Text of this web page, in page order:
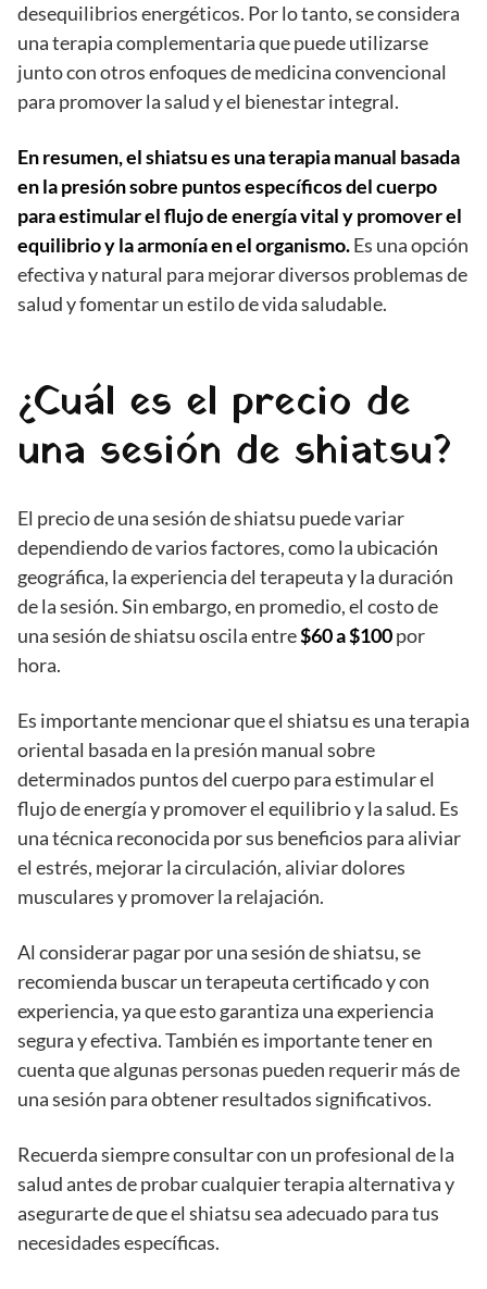
desequilibrios energéticos. Por lo tanto, se considera
una terapia complementaria que puede utilizarse
junto con otros enfoques de medicina convencional
para promover la salud y el bienestar integral.
En resumen, el shiatsu es una terapia manual basada
en la presión sobre puntos específicos del cuerpo
para estimular el flujo de energía vital y promover el
equilibrio y la armonía en el organismo.Es una opción
efectiva y natural para mejorar diversos problemas de
salud y fomentar un estilo de vida saludable.
¿Cuál es el precio de
una sesión de shiatsu?
El precio de una sesión de shiatsu puede variar
dependiendo de varios factores, como la ubicación
geográfica, la experiencia del terapeuta y la duración
de la sesión. Sin embargo, en promedio, el costo de
una sesión de shiatsu oscila entre$60 a $100por
hora.
Es importante mencionar que el shiatsu es una terapia
oriental basada en la presión manual sobre
determinados puntos del cuerpo para estimular el
flujo de energía y promover el equilibrio y la salud. Es
una técnica reconocida por sus beneficios para aliviar
el estrés, mejorar la circulación, aliviar dolores
musculares y promover la relajación.
Al considerar pagar por una sesión de shiatsu, se
recomienda buscar un terapeuta certificado y con
experiencia, ya que esto garantiza una experiencia
segura y efectiva. También es importante tener en
cuenta que algunas personas pueden requerir más de
una sesión para obtener resultados significativos.
Recuerda siempre consultar con un profesional de la
salud antes de probar cualquier terapia alternativa y
asegurarte de que el shiatsu sea adecuado para tus
necesidades específicas.